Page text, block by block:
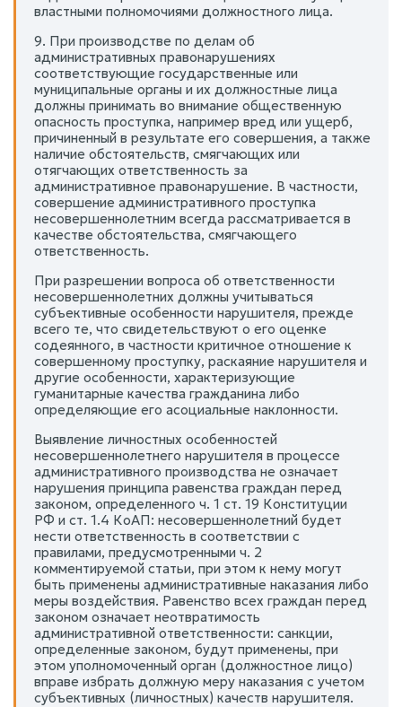
властными полномочиями должностного лица.
9. При производстве по делам об
административных правонарушениях
соответствующие государственные или
муниципальные органы и их должностные лица
должны принимать во внимание общественную
опасность проступка, например вред или ущерб,
причиненный в результате его совершения, а также
наличие обстоятельств, смягчающих или
отягчающих ответственность за
административное правонарушение. В частности,
совершение административного проступка
несовершеннолетним всегда рассматривается в
качестве обстоятельства, смягчающего
ответственность.
При разрешении вопроса об ответственности
несовершеннолетних должны учитываться
субъективные особенности нарушителя, прежде
всего те, что свидетельствуют о его оценке
содеянного, в частности критичное отношение к
совершенному проступку, раскаяние нарушителя и
другие особенности, характеризующие
гуманитарные качества гражданина либо
определяющие его асоциальные наклонности.
Выявление личностных особенностей
несовершеннолетнего нарушителя в процессе
административного производства не означает
нарушения принципа равенства граждан перед
законом, определенного ч. 1 ст. 19 Конституции
РФ и ст. 1.4 КоАП: несовершеннолетний будет
нести ответственность в соответствии с
правилами, предусмотренными ч. 2
комментируемой статьи, при этом к нему могут
быть применены административные наказания либо
меры воздействия. Равенство всех граждан перед
законом означает неотвратимость
административной ответственности: санкции,
определенные законом, будут применены, при
этом уполномоченный орган (должностное лицо)
вправе избрать должную меру наказания с учетом
субъективных (личностных) качеств нарушителя.